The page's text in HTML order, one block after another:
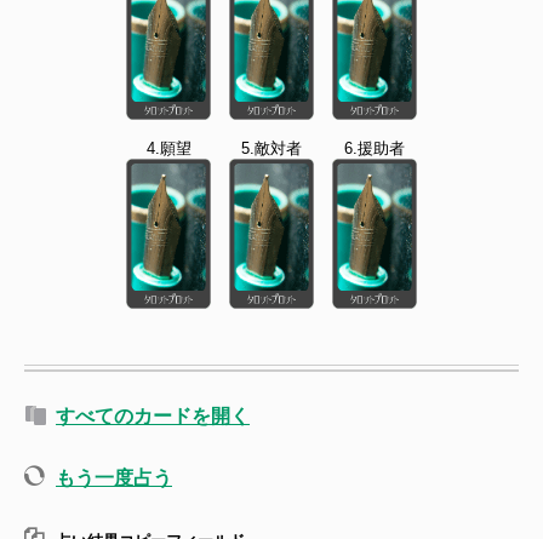
4.願望 5.敵対者 6.援助者
すべてのカードを開く
もう一度占う